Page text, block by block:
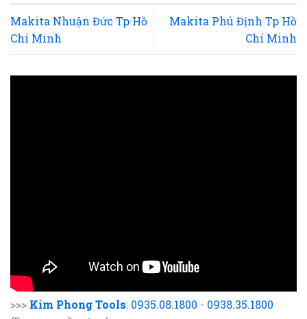
Makita Nhuận Đức Tp Hồ
Chí Minh
Makita Phú Định Tp Hồ
Chí Minh
>>> Kim Phong Tools: 0935.08.1800 - 0938.35.1800